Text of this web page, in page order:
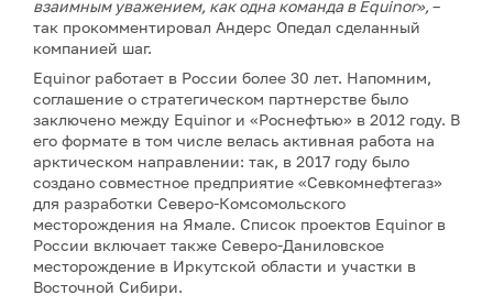
взаимным уважением, как одна команда в Equinor», –
так прокомментировал Андерс Опедал сделанный
компанией шаг.
Equinor работает в России более 30 лет. Напомним,
соглашение о стратегическом партнерстве было
заключено между Equinor и «Роснефтью» в 2012 году. В
его формате в том числе велась активная работа на
арктическом направлении: так, в 2017 году было
создано совместное предприятие «Севкомнефтегаз»
для разработки Северо-Комсомольского
месторождения на Ямале. Список проектов Equinor в
России включает также Северо-Даниловское
месторождение в Иркутской области и участки в
Восточной Сибири.